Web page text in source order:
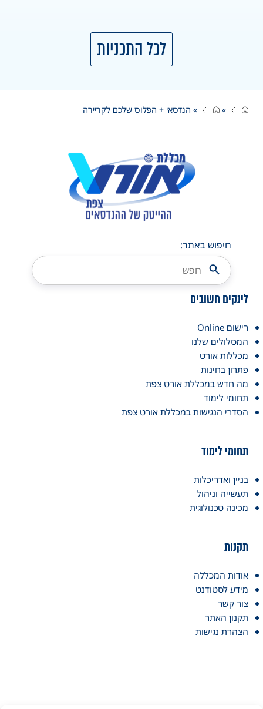
לכל התכניות
»
» הנדסאי + הפלוס שלכם לקריירה
חיפוש באתר:
לינקים חשובים
רישום Online
המסלולים שלנו
מכללות אורט
פתרון בחינות
מה חדש במכללת אורט צפת
תחומי לימוד
הסדרי הנגישות במכללת אורט צפת
תחומי לימוד
בניין ואדריכלות
תעשייה וניהול
מכינה טכנולוגית
תקנות
אודות המכללה
מידע לסטודנט
צור קשר
תקנון האתר
הצהרת נגישות